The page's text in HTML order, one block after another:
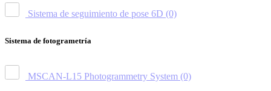
Sistema de seguimiento de pose 6D (0)
Sistema de fotogrametría
MSCAN-L15 Photogrammetry System (0)